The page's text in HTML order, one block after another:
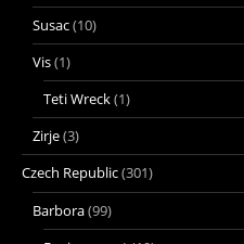
Susac(10)
Vis(1)
Teti Wreck(1)
Zirje(3)
Czech Republic(301)
Barbora(99)